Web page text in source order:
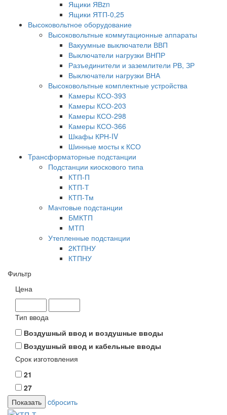
Ящики ЯВzn
Ящики ЯТП-0,25
Высоковольтное оборудование
Высоковольтные коммутационные аппараты
Вакуумные выключатели ВВП
Выключатели нагрузки ВНПР
Разъединители и заземлители РВ, ЗР
Выключатели нагрузки ВНА
Высоковольтные комплектные устройства
Камеры КСО-393
Камеры КСО-203
Камеры КСО-298
Камеры КСО-366
Шкафы КРН-IV
Шинные мосты к КСО
Трансформаторные подстанции
Подстанции киоскового типа
КТП-П
КТП-Т
КТП-Тм
Мачтовые подстанции
БМКТП
МТП
Утепленные подстанции
2КТПНУ
КТПНУ
Фильтр
Цена
Тип ввода
Воздушный ввод и воздушные вводы
Воздушный ввод и кабельные вводы
Срок изготовления
21
27
cбросить